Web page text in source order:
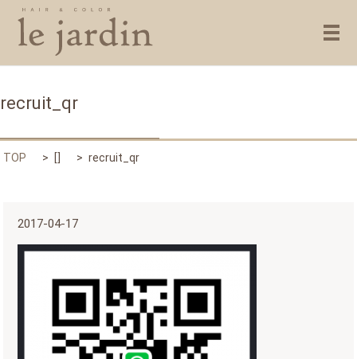
メ
recruit_qr
TOP [] recruit_qr
2017-04-17